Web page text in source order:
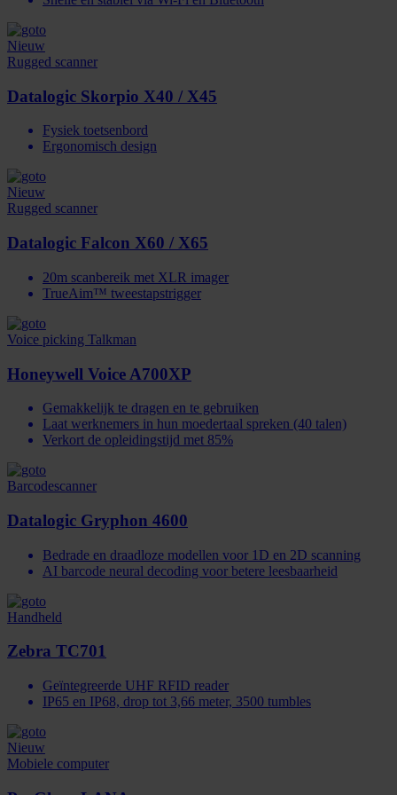
Nieuw
Rugged scanner
Datalogic Skorpio X40 / X45
Fysiek toetsenbord
Ergonomisch design
Nieuw
Rugged scanner
Datalogic Falcon X60 / X65
20m scanbereik met XLR imager
TrueAim™ tweestaps­trigger
Voice picking Talkman
Honeywell Voice A700XP
Gemakkelijk te dragen en te gebruiken
Laat werknemers in hun moedertaal spreken (40 talen)
Verkort de opleidingstijd met 85%
Barcodescanner
Datalogic Gryphon 4600
Bedrade en draadloze modellen voor 1D en 2D scanning
AI barcode neural decoding voor betere leesbaarheid
Handheld
Zebra TC701
Geïntegreerde UHF RFID reader
IP65 en IP68, drop tot 3,66 meter, 3500 tumbles
Nieuw
Mobiele computer